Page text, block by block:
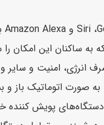
این امکان را
انرژی، امنیت و سایر
صورت اتوماتیک باز و
پویش کننده